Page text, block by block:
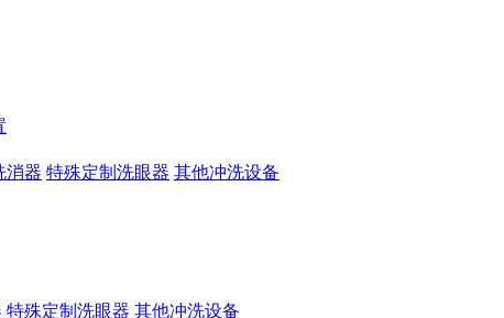
消器 特殊定制洗眼器 其他冲洗设备
特殊定制洗眼器 其他冲洗设备